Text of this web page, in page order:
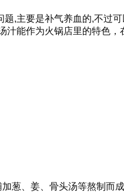
,主要是补气养血的,不过
汁能作为火锅店里的特色
葱、姜、骨头汤等熬制而